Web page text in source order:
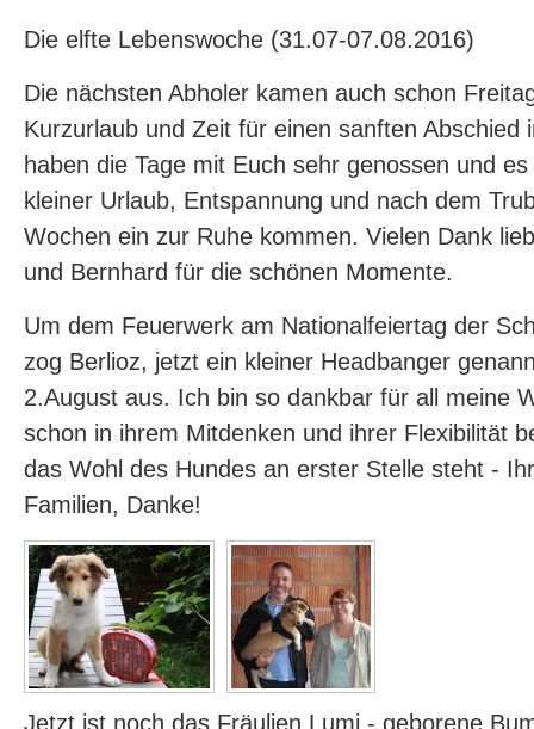
Die elfte Lebenswoche (31.07-07.08.2016)
Die nächsten Abholer kamen auch schon
Kurzurlaub und Zeit für einen sanften Abschied
haben die Tage mit Euch sehr genossen und
kleiner Urlaub, Entspannung und nach dem
Wochen ein zur Ruhe kommen. Vielen Dank
und Bernhard für die schönen Momente.
Um dem Feuerwerk am Nationalfeiertag der
zog Berlioz, jetzt ein kleiner Headbanger
2.August aus. Ich bin so dankbar für all meine
schon in ihrem Mitdenken und ihrer Flexibilität
das Wohl des Hundes an erster Stelle steht -
Familien, Danke!
Jetzt ist noch das Fräulien Lumi - geborene